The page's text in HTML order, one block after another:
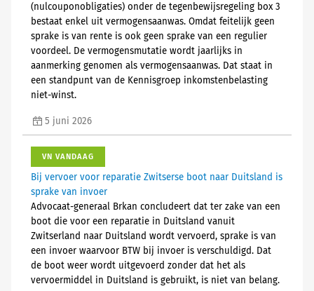
(nulcouponobligaties) onder de tegenbewijsregeling box 3
bestaat enkel uit vermogensaanwas. Omdat feitelijk geen
sprake is van rente is ook geen sprake van een regulier
voordeel. De vermogensmutatie wordt jaarlijks in
aanmerking genomen als vermogensaanwas. Dat staat in
een standpunt van de Kennisgroep inkomstenbelasting
niet-winst.
5 juni 2026
VN VANDAAG
Bij vervoer voor reparatie Zwitserse boot naar Duitsland is
sprake van invoer
Advocaat-generaal Brkan concludeert dat ter zake van een
boot die voor een reparatie in Duitsland vanuit
Zwitserland naar Duitsland wordt vervoerd, sprake is van
een invoer waarvoor BTW bij invoer is verschuldigd. Dat
de boot weer wordt uitgevoerd zonder dat het als
vervoermiddel in Duitsland is gebruikt, is niet van belang.